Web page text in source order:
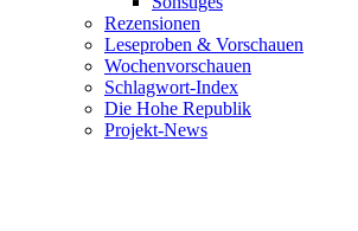
Rezensionen
Leseproben & Vorschauen
Wochenvorschauen
Schlagwort-Index
Die Hohe Republik
Projekt-News